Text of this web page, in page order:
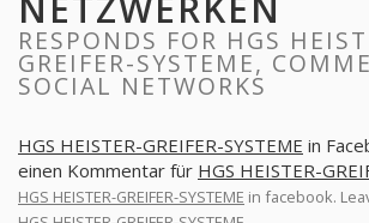
RESPONDS FOR HGS
GREIFER-SYSTEME,
SOCIAL NETWORKS
HGS HEISTER-GREIFER-SYSTEME in
einen Kommentar für HGS HEISTER-
HGS HEISTER-GREIFER-SYSTEME in facebook.